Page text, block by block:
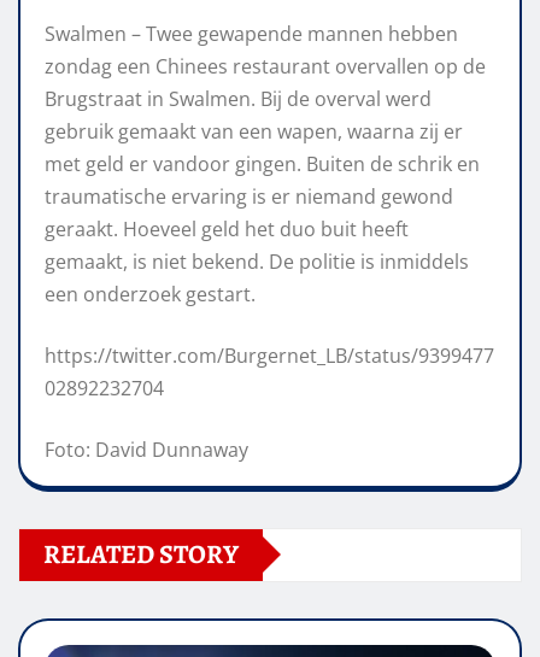
Swalmen – Twee gewapende mannen hebben
zondag een Chinees restaurant overvallen op de
Brugstraat in Swalmen. Bij de overval werd
gebruik gemaakt van een wapen, waarna zij er
met geld er vandoor gingen. Buiten de schrik en
traumatische ervaring is er niemand gewond
geraakt. Hoeveel geld het duo buit heeft
gemaakt, is niet bekend. De politie is inmiddels
een onderzoek gestart.
https://twitter.com/Burgernet_LB/status/9399477
02892232704
Foto: David Dunnaway
RELATED STORY